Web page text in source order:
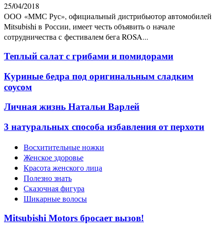
25/04/2018
ООО «ММС Рус», официальный дистрибьютор автомобилей
Mitsubishi в России, имеет честь объявить о начале
сотрудничества с фестивалем бега ROSA...
Теплый салат с грибами и помидорами
Куриные бедра под оригинальным сладким
соусом
Личная жизнь Натальи Варлей
3 натуральных способа избавления от перхоти
Восхитительные ножки
Женское здоровье
Красота женского лица
Полезно знать
Сказочная фигура
Шикарные волосы
Mitsubishi Motors бросает вызов!